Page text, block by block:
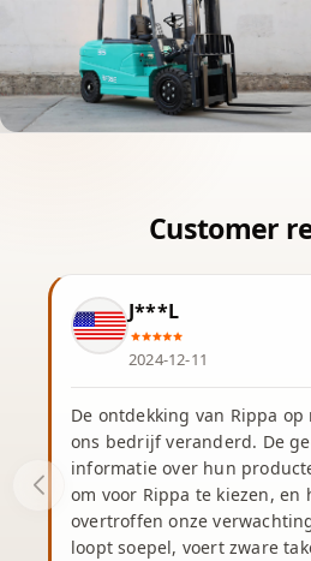
J***L
2024-12-11
De ontdekking van Rippa
ons bedrijf veranderd. De
informatie over hun
om voor Rippa te kiezen, en
overtroffen onze
loopt soepel, voert zware